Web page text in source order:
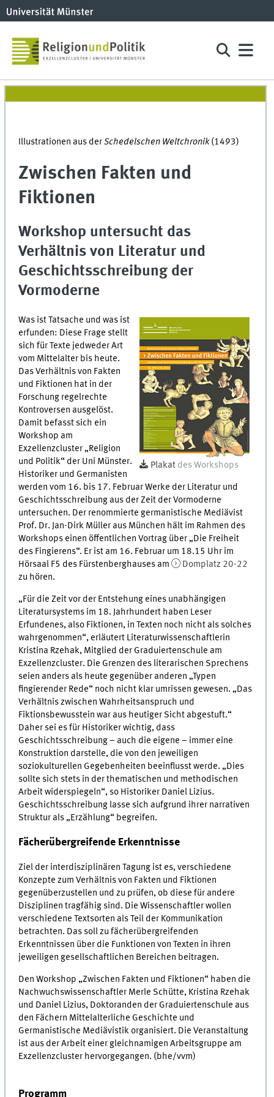
Illustrationen aus derSchedelschen Weltchronik(1493)
Zwischen Fakten und
Fiktionen
Workshop untersucht das
Verhältnis von Literatur und
Geschichtsschreibung der
Vormoderne
Plakat des Workshops
Was ist Tatsache und was ist
erfunden: Diese Frage stellt
sich für Texte jedweder Art
vom Mittelalter bis heute.
Das Verhältnis von Fakten
und Fiktionen hat in der
Forschung regelrechte
Kontroversen ausgelöst.
Damit befasst sich ein
Workshop am
Exzellenzcluster „Religion
und Politik“ der Uni Münster.
Historiker und Germanisten
werden vom 16. bis 17. Februar Werke der Literatur und
Geschichtsschreibung aus der Zeit der Vormoderne
untersuchen. Der renommierte germanistische Mediävist
Prof. Dr. Jan-Dirk Müller aus München hält im Rahmen des
Workshops einen öffentlichen Vortrag über „Die Freiheit
des Fingierens“. Er ist am 16. Februar um 18.15 Uhr im
Hörsaal F5 des Fürstenberghauses am
Domplatz 20-22
zu hören.
„Für die Zeit vor der Entstehung eines unabhängigen
Literatursystems im 18. Jahrhundert haben Leser
Erfundenes, also Fiktionen, in Texten noch nicht als solches
wahrgenommen“, erläutert Literaturwissenschaftlerin
Kristina Rzehak, Mitglied der Graduiertenschule am
Exzellenzcluster. Die Grenzen des literarischen Sprechens
seien anders als heute gegenüber anderen „Typen
fingierender Rede“ noch nicht klar umrissen gewesen. „Das
Verhältnis zwischen Wahrheitsanspruch und
Fiktionsbewusstein war aus heutiger Sicht abgestuft.“
Daher sei es für Historiker wichtig, dass
Geschichtsschreibung – auch die eigene – immer eine
Konstruktion darstelle, die von den jeweiligen
soziokulturellen Gegebenheiten beeinflusst werde. „Dies
sollte sich stets in der thematischen und methodischen
Arbeit widerspiegeln“, so Historiker Daniel Lizius.
Geschichtsschreibung lasse sich aufgrund ihrer narrativen
Struktur als „Erzählung“ begreifen.
Fächerübergreifende Erkenntnisse
Ziel der interdisziplinären Tagung ist es, verschiedene
Konzepte zum Verhältnis von Fakten und Fiktionen
gegenüberzustellen und zu prüfen, ob diese für andere
Disziplinen tragfähig sind. Die Wissenschaftler wollen
verschiedene Textsorten als Teil der Kommunikation
betrachten. Das soll zu fächerübergreifenden
Erkenntnissen über die Funktionen von Texten in ihren
jeweiligen gesellschaftlichen Bereichen beitragen.
Den Workshop „Zwischen Fakten und Fiktionen“ haben die
Nachwuchswissenschaftler Merle Schütte, Kristina Rzehak
und Daniel Lizius, Doktoranden der Graduiertenschule aus
den Fächern Mittelalterliche Geschichte und
Germanistische Mediävistik organisiert. Die Veranstaltung
ist aus der Arbeit einer gleichnamigen Arbeitsgruppe am
Exzellenzcluster hervorgegangen. (bhe/vvm)
Programm